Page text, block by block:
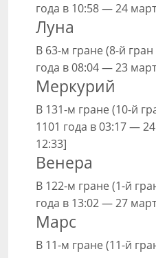
года в 10:58 — 24
Луна
В 63-м гране (8-й
года в 08:04 — 23
Меркурий
В 131-м гране (10-й
1101 года в 03:17 —
12:33]
Венера
В 122-м гране (1-й
года в 13:02 — 27
Марс
В 11-м гране (11-й